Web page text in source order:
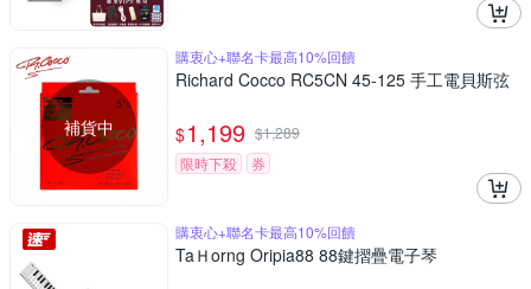
補貨中
購衷心+聯名卡最高10%回饋
Richard Cocco RC5CN 45-125 手工電貝斯弦
$1,199 $1,289
限時下殺
券
購衷心+聯名卡最高10%回饋
TaＨorng Oripia88 88鍵摺疊電子琴